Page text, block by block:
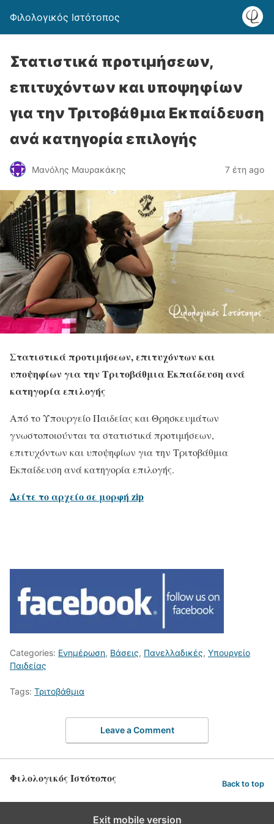
Φιλολογικός Ιστότοπος
Στατιστικά προτιμήσεων,
επιτυχόντων και υποψηφίων
για την Τριτοβάθμια Εκπαίδευση
ανά κατηγορία επιλογής
Μανόλης Μαυρακάκης 7 έτη ago
Στατιστικά προτιμήσεων, επιτυχόντων και
υποψηφίων για την Τριτοβάθμια Εκπαίδευση ανά
κατηγορία επιλογής
Από το Υπουργείο Παιδείας και Θρησκευμάτων
γνωστοποιούνται τα στατιστικά προτιμήσεων,
επιτυχόντων και υποψηφίων για την Τριτοβάθμια
Εκπαίδευση ανά κατηγορία επιλογής.
Δείτε το αρχείο σε μορφή zip
Categories: Ενημέρωση, Βάσεις, Πανελλαδικές, Υπουργείο
Παιδείας
Tags: Τριτοβάθμια
Leave a Comment
Φιλολογικός Ιστότοπος Back to top
Exit mobile version